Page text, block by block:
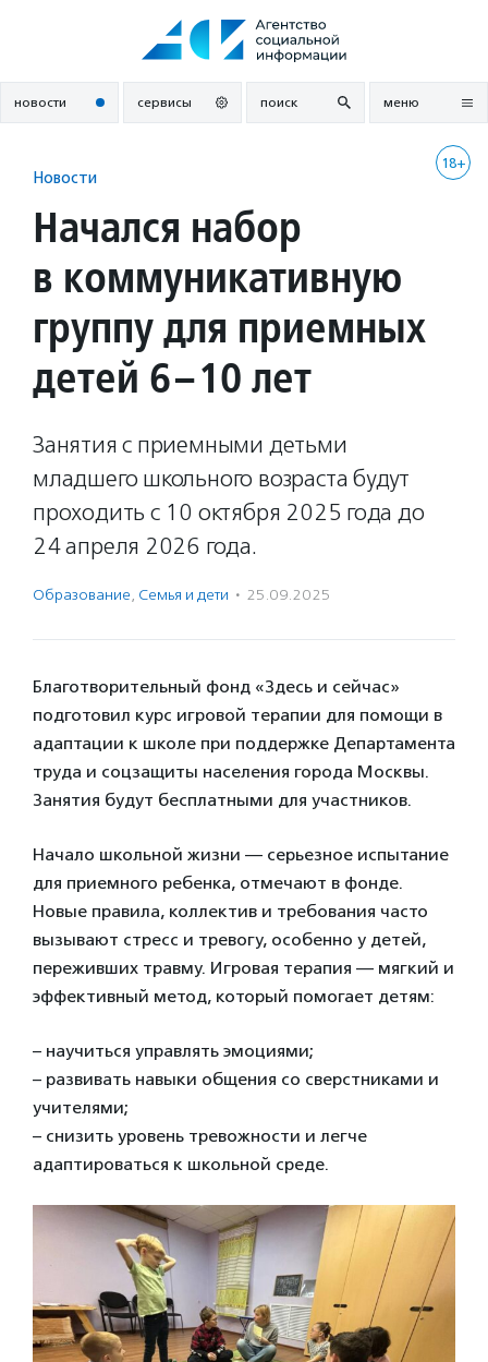
новости сервисы поиск меню
18+
Новости
Начался набор
в коммуникативную
группу для приемных
детей 6–10 лет
Занятия с приемными детьми
младшего школьного возраста будут
проходить с 10 октября 2025 года до
24 апреля 2026 года.
Образование, Семья и дети · 25.09.2025
Благотворительный фонд «Здесь и сейчас»
подготовил курс игровой терапии для помощи в
адаптации к школе при поддержке Департамента
труда и соцзащиты населения города Москвы.
Занятия будут бесплатными для участников.
Начало школьной жизни — серьезное испытание
для приемного ребенка, отмечают в фонде.
Новые правила, коллектив и требования часто
вызывают стресс и тревогу, особенно у детей,
переживших травму. Игровая терапия — мягкий и
эффективный метод, который помогает детям:
– научиться управлять эмоциями;
– развивать навыки общения со сверстниками и
учителями;
– снизить уровень тревожности и легче
адаптироваться к школьной среде.